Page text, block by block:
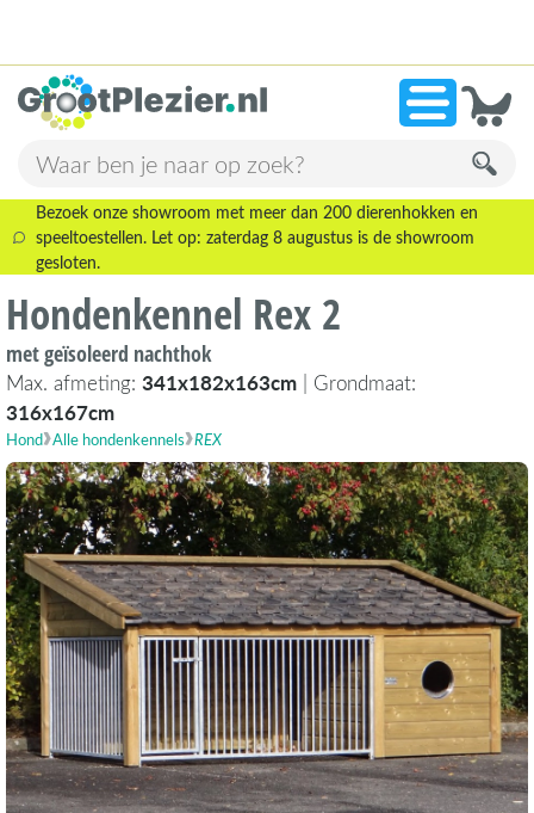
»13.945 beoordelingen!
Bezoek onze showroom met meer dan 200 dierenhokken en
speeltoestellen. Let op: zaterdag 8 augustus is de showroom
gesloten.
Hondenkennel Rex 2
met geïsoleerd nachthok
Max. afmeting: 341x182x163cm | Grondmaat:
316x167cm
Hond Alle hondenkennels REX